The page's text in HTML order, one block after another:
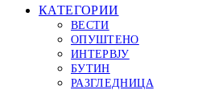
КАТЕГОРИИ
ВЕСТИ
ОПУШТЕНО
ИНТЕРВЈУ
БУТИН
РАЗГЛЕДНИЦА